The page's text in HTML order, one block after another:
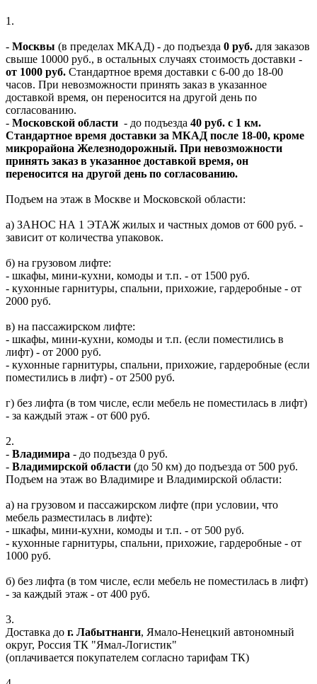
1.
- Москвы (в пределах МКАД) - до подъезда 0 руб. для заказов
свыше 10000 руб., в остальных случаях стоимость доставки -
от 1000 руб. Стандартное время доставки с 6-00 до 18-00
часов. При невозможности принять заказ в указанное
доставкой время, он переносится на другой день по
согласованию.
- Московской области - до подъезда 40 руб. с 1 км.
Стандартное время доставки за МКАД после 18-00, кроме
микрорайона Железнодорожный. При невозможности
принять заказ в указанное доставкой время, он
переносится на другой день по согласованию.
Подъем на этаж в Москве и Московской области:
а) ЗАНОС НА 1 ЭТАЖ жилых и частных домов от 600 руб. -
зависит от количества упаковок.
б) на грузовом лифте:
- шкафы, мини-кухни, комоды и т.п. - от 1500 руб.
- кухонные гарнитуры, спальни, прихожие, гардеробные - от
2000 руб.
в) на пассажирском лифте:
- шкафы, мини-кухни, комоды и т.п. (если поместились в
лифт) - от 2000 руб.
- кухонные гарнитуры, спальни, прихожие, гардеробные (если
поместились в лифт) - от 2500 руб.
г) без лифта (в том числе, если мебель не поместилась в лифт)
- за каждый этаж - от 600 руб.
2.
- Владимира - до подъезда 0 руб.
- Владимирской области (до 50 км) до подъезда от 500 руб.
Подъем на этаж во Владимире и Владимирской области:
а) на грузовом и пассажирском лифте (при условии, что
мебель разместилась в лифте):
- шкафы, мини-кухни, комоды и т.п. - от 500 руб.
- кухонные гарнитуры, спальни, прихожие, гардеробные - от
1000 руб.
б) без лифта (в том числе, если мебель не поместилась в лифт)
- за каждый этаж - от 400 руб.
3.
Доставка до г. Лабытнанги, Ямало-Ненецкий автономный
округ, Россия ТК "Ямал-Логистик"
(оплачивается покупателем согласно тарифам ТК)